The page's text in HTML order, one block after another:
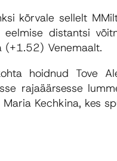
kõrvale sellelt
distantsi
(+1.52) Venemaalt.
hoidnud Tove
rajaäärsesse
Kechkina, kes